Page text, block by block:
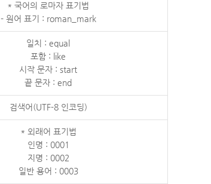
* 국어의 로마자 표기법
- 원어 표기 : roman_mark
일치 : equal
포함 : like
시작 문자 : start
끝 문자 : end
검색어(UTF-8 인코딩)
* 외래어 표기법
인명 : 0001
지명 : 0002
일반 용어 : 0003